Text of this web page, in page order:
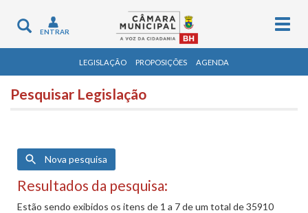
Toggle
navigation
ENTRAR
LEGISLAÇÃO PROPOSIÇÕES AGENDA
Pesquisar Legislação
Nova pesquisa
Resultados da pesquisa:
Estão sendo exibidos os itens de 1 a 7 de um total de 35910